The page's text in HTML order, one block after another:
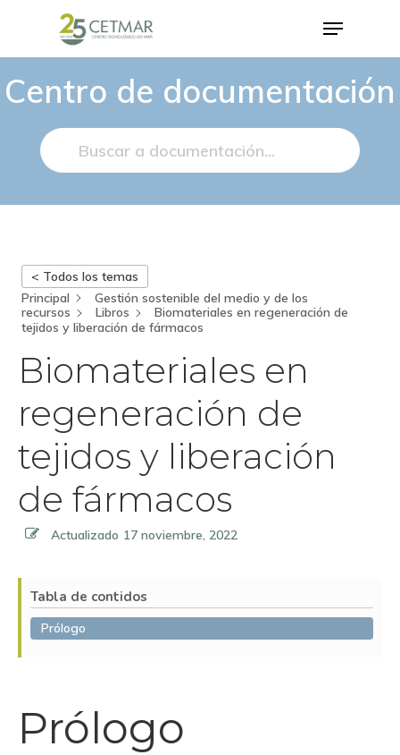
Centro de documentación
< Todos los temas
Principal
Gestión sostenible del medio y de los
recursos
Libros
Biomateriales en regeneración de
tejidos y liberación de fármacos
Biomateriales en
regeneración de
tejidos y liberación
de fármacos
Actualizado 17 noviembre, 2022
Tabla de contidos
Prólogo
Prólogo